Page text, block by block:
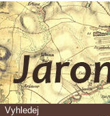
Vyhledej